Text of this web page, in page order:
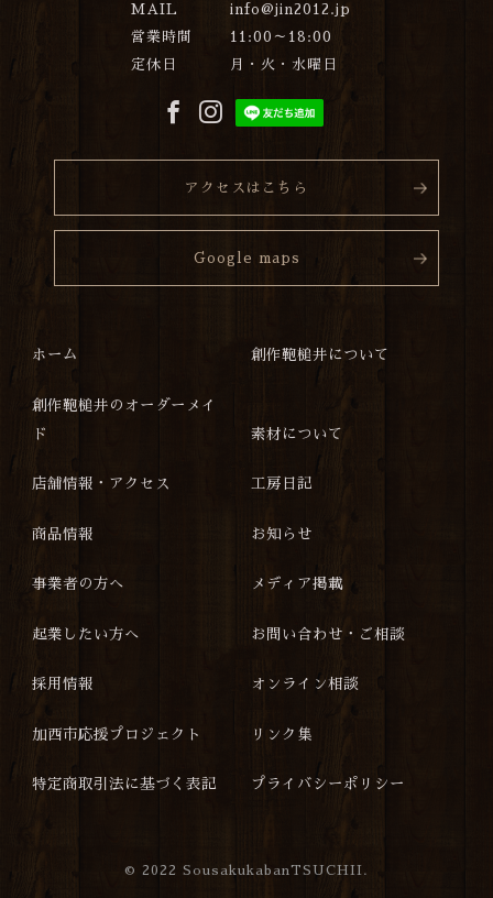
MAIL
info@jin2012.jp
営業時間
11:00～18:00
定休日
月・火・水曜日
アクセスはこちら
Google maps
ホーム 創作鞄槌井について
創作鞄槌井のオーダーメイ
ド
素材について
店舗情報・アクセス 工房日記
商品情報 お知らせ
事業者の方へ メディア掲載
起業したい方へ お問い合わせ・ご相談
採用情報 オンライン相談
加西市応援プロジェクト リンク集
特定商取引法に基づく表記 プライバシーポリシー
© 2022 SousakukabanTSUCHII.